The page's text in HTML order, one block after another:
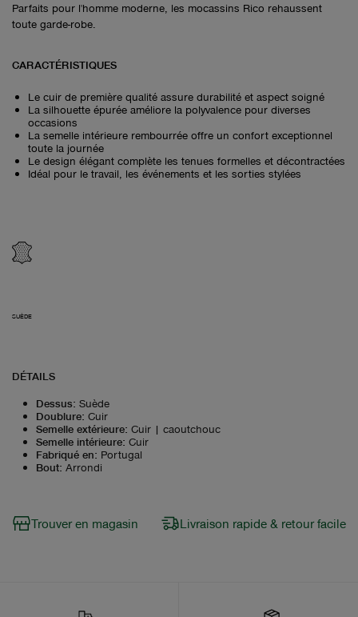
Parfaits pour l'homme moderne, les mocassins Rico rehaussent
toute garde-robe.
CARACTÉRISTIQUES
Le cuir de première qualité assure durabilité et aspect soigné
La silhouette épurée améliore la polyvalence pour diverses
occasions
La semelle intérieure rembourrée offre un confort exceptionnel
toute la journée
Le design élégant complète les tenues formelles et décontractées
Idéal pour le travail, les événements et les sorties stylées
SUÈDE
DÉTAILS
Dessus: Suède
Doublure: Cuir
Semelle extérieure: Cuir | caoutchouc
Semelle intérieure: Cuir
Fabriqué en: Portugal
Bout: Arrondi
Trouver en magasin Livraison rapide & retour facile